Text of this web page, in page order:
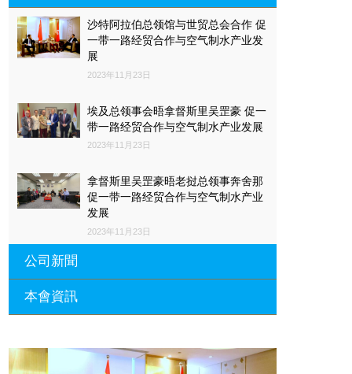
沙特阿拉伯总领馆与世贸总会合作 促
一带一路经贸合作与空气制水产业发
展
2023年11月23日
埃及总领事会晤拿督斯里吴罡豪 促一
带一路经贸合作与空气制水产业发展
2023年11月23日
拿督斯里吴罡豪晤老挝总领事奔舍那
促一带一路经贸合作与空气制水产业
发展
2023年11月23日
公司新聞
一带一路经贸合作与空气制水产业发
2023年11月23日
本會資訊
長瑚蒞臨 天泉鼎豐深圳總部及國際標
量波量子研究院